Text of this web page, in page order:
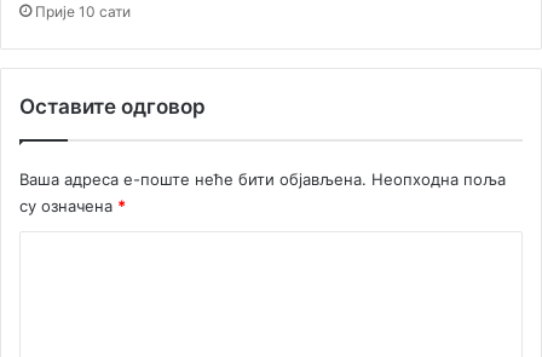
Прије 10 сати
Оставите одговор
Ваша адреса е-поште неће бити објављена. Неопходна поља
су означена *